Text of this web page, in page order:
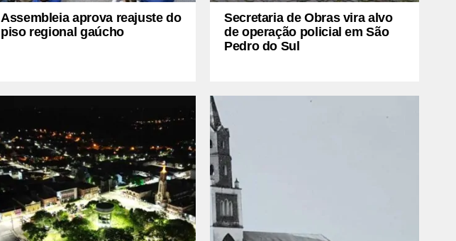
Assembleia aprova reajuste do
piso regional gaúcho
Secretaria de Obras vira alvo
de operação policial em São
Pedro do Sul